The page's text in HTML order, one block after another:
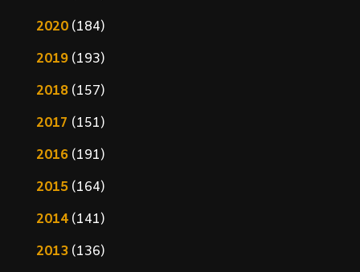
2020(184)
2019(193)
2018(157)
2017 (151)
2016(191)
2015(164)
2014(141)
2013(136)